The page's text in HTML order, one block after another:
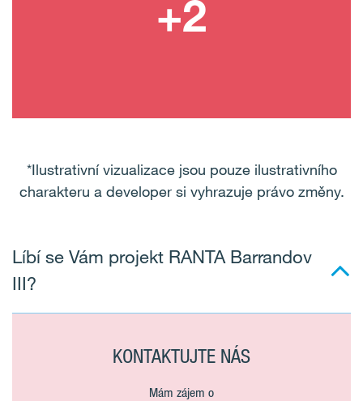
*Ilustrativní vizualizace jsou pouze ilustrativního
charakteru a developer si vyhrazuje právo změny.
Líbí se Vám projekt RANTA Barrandov
III?
KONTAKTUJTE NÁS
Mám zájem o